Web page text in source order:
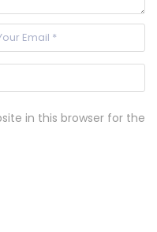
in this browser for the